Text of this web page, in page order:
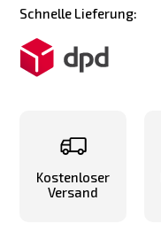
Schnelle Lieferung:
Kostenloser
Versand